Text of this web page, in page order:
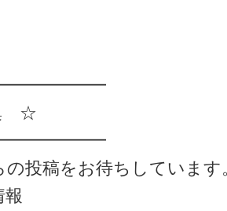
☆
の投稿をお待ちしています